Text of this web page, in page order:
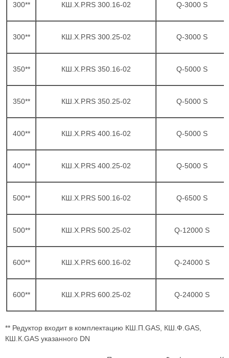
300** КШ.Х.Р.RS 300.16-02 Q-3000 S
300** КШ.Х.Р.RS 300.25-02 Q-3000 S
350** КШ.Х.Р.RS 350.16-02 Q-5000 S
350** КШ.Х.Р.RS 350.25-02 Q-5000 S
400** КШ.Х.Р.RS 400.16-02 Q-5000 S
400** КШ.Х.Р.RS 400.25-02 Q-5000 S
500** КШ.Х.Р.RS 500.16-02 Q-6500 S
500** КШ.Х.Р.RS 500.25-02 Q-12000 S
600** КШ.Х.Р.RS 600.16-02 Q-24000 S
600** КШ.Х.Р.RS 600.25-02 Q-24000 S
** Редуктор входит в комплектацию КШ.П.GAS, КШ.Ф.GAS,
КШ.К.GAS указанного DN